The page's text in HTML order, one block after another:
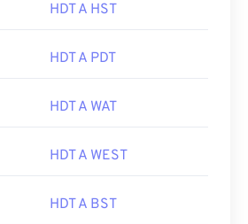
HDT A HST
HDT A PDT
HDT A WAT
HDT A WEST
HDT A BST